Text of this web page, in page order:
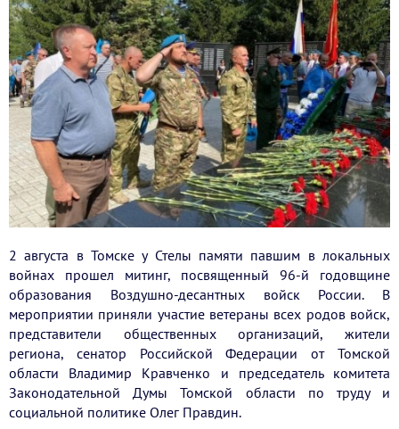
2 августа в Томске у Стелы памяти павшим в локальных
войнах прошел митинг, посвященный 96-й годовщине
образования Воздушно-десантных войск России. В
мероприятии приняли участие ветераны всех родов войск,
представители общественных организаций, жители
региона, сенатор Российской Федерации от Томской
области Владимир Кравченко и председатель комитета
Законодательной Думы Томской области по труду и
социальной политике Олег Правдин.